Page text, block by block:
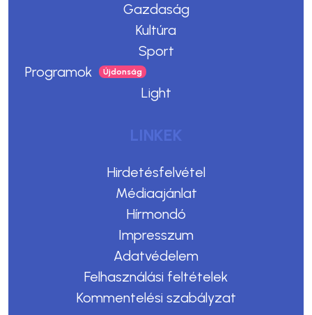
Gazdaság
Kultúra
Sport
Programok
Light
LINKEK
Hirdetésfelvétel
Médiaajánlat
Hírmondó
Impresszum
Adatvédelem
Felhasználási feltételek
Kommentelési szabályzat